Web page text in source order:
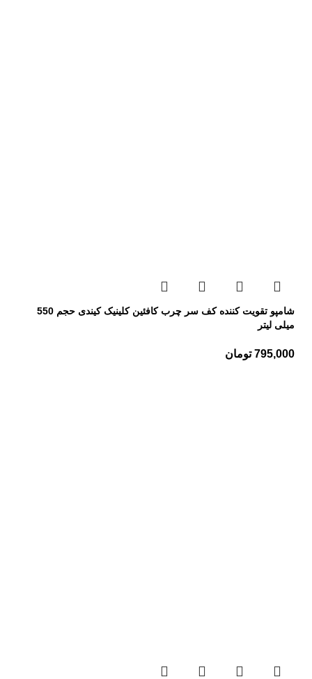
شامپو تقویت کننده کف سر چرب کافئین کلینیک کیندی حجم 550
میلی لیتر
795,000 تومان